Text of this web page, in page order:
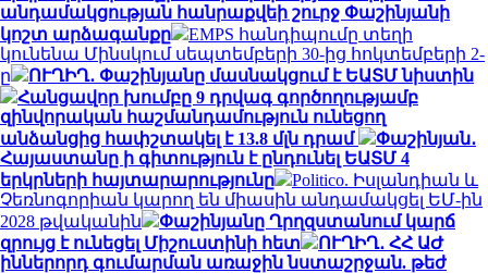
անդամակցության հանրաքվեի շուրջ Փաշինյանի
կոշտ արձագանքը
EMPS հանդիպումը տեղի
կունենա Մինսկում սեպտեմբերի 30-ից հոկտեմբերի 2-
ը
ՈՒՂԻՂ․ Փաշինյանը մասնակցում է ԵԱՏՄ նիստին
Հանցավոր խումբը 9 դրվագ գործողությամբ
զինվորական հաշմանդամություն ունեցող
անձանցից հափշտակել է 13.8 մլն դրամ
Փաշինյան․
Հայաստանը ի գիտություն է ընդունել ԵԱՏՄ 4
երկրների հայտարարությունը
Politico. Իսլանդիան և
Չեռնոգորիան կարող են միասին անդամակցել ԵՄ-ին
2028 թվականին
Փաշինյանը Ղրղզստանում կարճ
զրույց է ունեցել Միշուստինի հետ
ՈՒՂԻՂ․ ՀՀ ԱԺ
իններորդ գումարման առաջին նստաշրջան. թեժ